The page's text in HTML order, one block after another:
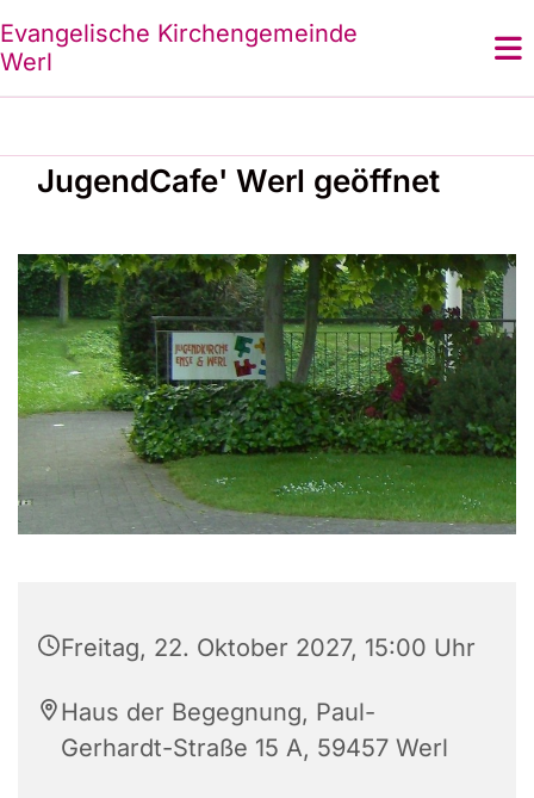
Evangelische Kirchengemeinde
Werl
JugendCafe' Werl geöffnet
Freitag, 22. Oktober 2027, 15:00 Uhr
Haus der Begegnung, Paul-
Gerhardt-Straße 15 A, 59457 Werl